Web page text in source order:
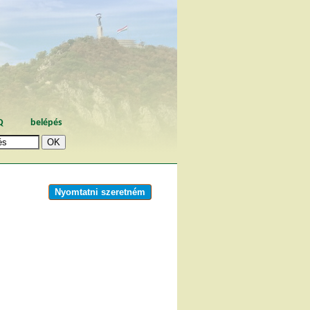
belépés
Nyomtatni szeretném